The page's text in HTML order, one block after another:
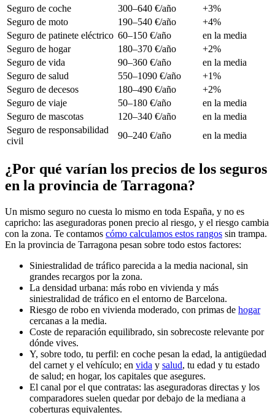
Seguro de coche
300–640 €/año
+3%
Seguro de moto
190–540 €/año
+4%
Seguro de patinete eléctrico 60–150 €/año
en la media
Seguro de hogar
180–370 €/año
+2%
Seguro de vida
90–360 €/año
en la media
Seguro de salud
550–1090 €/año
+1%
Seguro de decesos
180–490 €/año
+2%
Seguro de viaje
50–180 €/año
en la media
Seguro de mascotas
120–340 €/año
en la media
Seguro de responsabilidad
civil
90–240 €/año en la media
¿Por qué varían los precios de los seguros
en la provincia de Tarragona?
Un mismo seguro no cuesta lo mismo en toda España, y no es
capricho: las aseguradoras ponen precio al riesgo, y el riesgo cambia
con la zona. Te contamos cómo calculamos estos rangos sin trampa.
En la provincia de Tarragona pesan sobre todo estos factores:
Siniestralidad de tráfico parecida a la media nacional, sin
grandes recargos por la zona.
La densidad urbana: más robo en vivienda y más
siniestralidad de tráfico en el entorno de Barcelona.
Riesgo de robo en vivienda moderado, con primas de hogar
cercanas a la media.
Coste de reparación equilibrado, sin sobrecoste relevante por
dónde vives.
Y, sobre todo, tu perfil: en coche pesan la edad, la antigüedad
del carnet y el vehículo; en vida y salud, tu edad y tu estado
de salud; en hogar, los capitales que asegures.
El canal por el que contratas: las aseguradoras directas y los
comparadores suelen quedar por debajo de la mediana a
coberturas equivalentes.